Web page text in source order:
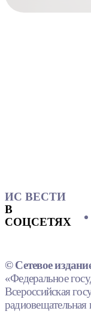
ИС ВЕСТИ
В
СОЦСЕТЯХ
© Сетевое
«Федеральное
Всероссийская